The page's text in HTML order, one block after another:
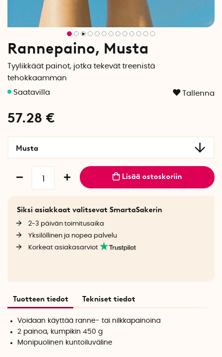
Rannepaino, Musta
Tyylikkäät painot, jotka tekevät treenistä
tehokkaamman
Tallenna
57.28 €
Musta
Lisää ostoskoriin
Siksi asiakkaat valitsevat SmartaSakerin
2-3 päivän toimitusaika
Yksilöllinen ja nopea palvelu
Korkeat asiakasarviot
Tuotteen tiedot Tekniset tiedot
Voidaan käyttää ranne- tai nilkkapainoina
2 painoa, kumpikin 450 g
Monipuolinen kuntoiluväline